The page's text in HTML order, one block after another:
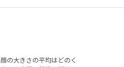
顔の大きさの平均はどのく